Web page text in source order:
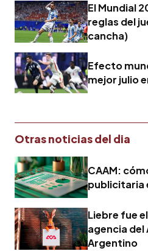
El Mundial
reglas del
cancha)
Efecto
mejor julio
Otras noticias del dia
CAAM:
publicitaria
Liebre fue
agencia
Argentino